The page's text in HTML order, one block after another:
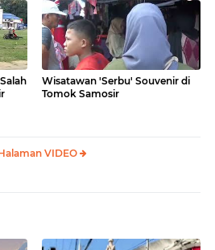
Wisatawan 'Serbu' Souvenir di
Tomok Samosir
VIDEO